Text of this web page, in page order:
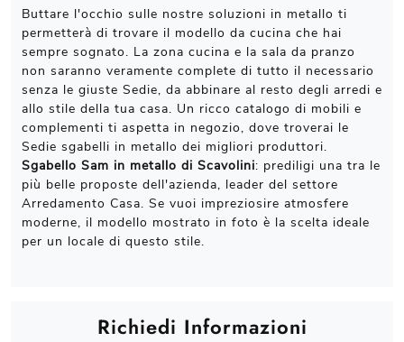
Buttare l'occhio sulle nostre soluzioni in metallo ti
permetterà di trovare il modello da cucina che hai
sempre sognato. La zona cucina e la sala da pranzo
non saranno veramente complete di tutto il necessario
senza le giuste Sedie, da abbinare al resto degli arredi e
allo stile della tua casa. Un ricco catalogo di mobili e
complementi ti aspetta in negozio, dove troverai le
Sedie sgabelli in metallo dei migliori produttori.
Sgabello Sam in metallo di Scavolini: prediligi una tra le
più belle proposte dell'azienda, leader del settore
Arredamento Casa. Se vuoi impreziosire atmosfere
moderne, il modello mostrato in foto è la scelta ideale
per un locale di questo stile.
Richiedi Informazioni